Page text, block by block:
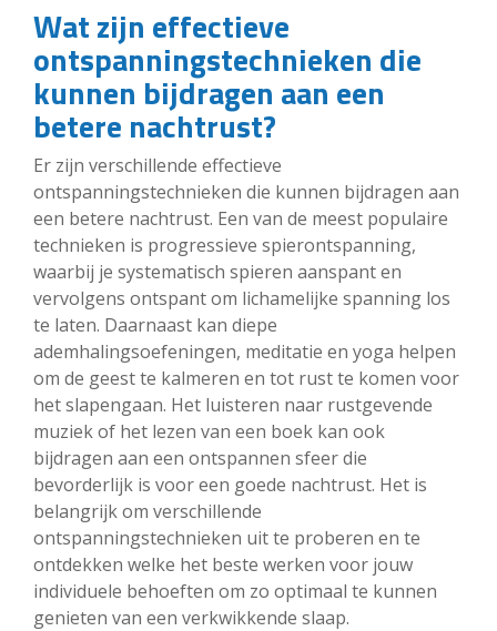
Wat zijn effectieve
ontspanningstechnieken die
kunnen bijdragen aan een
betere nachtrust?
Er zijn verschillende effectieve
ontspanningstechnieken die kunnen bijdragen aan
een betere nachtrust. Een van de meest populaire
technieken is progressieve spierontspanning,
waarbij je systematisch spieren aanspant en
vervolgens ontspant om lichamelijke spanning los
te laten. Daarnaast kan diepe
ademhalingsoefeningen, meditatie en yoga helpen
om de geest te kalmeren en tot rust te komen voor
het slapengaan. Het luisteren naar rustgevende
muziek of het lezen van een boek kan ook
bijdragen aan een ontspannen sfeer die
bevorderlijk is voor een goede nachtrust. Het is
belangrijk om verschillende
ontspanningstechnieken uit te proberen en te
ontdekken welke het beste werken voor jouw
individuele behoeften om zo optimaal te kunnen
genieten van een verkwikkende slaap.